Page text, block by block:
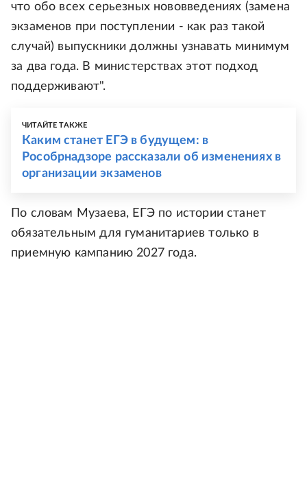
что обо всех серьезных нововведениях (замена
экзаменов при поступлении - как раз такой
случай) выпускники должны узнавать минимум
за два года. В министерствах этот подход
поддерживают".
ЧИТАЙТЕ ТАКЖЕ
Каким станет ЕГЭ в будущем: в
Рособрнадзоре рассказали об изменениях в
организации экзаменов
По словам Музаева, ЕГЭ по истории станет
обязательным для гуманитариев только в
приемную кампанию 2027 года.